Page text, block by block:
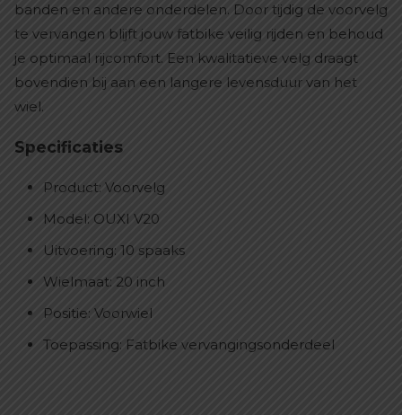
banden en andere onderdelen. Door tijdig de voorvelg
te vervangen blijft jouw fatbike veilig rijden en behoud
je optimaal rijcomfort. Een kwalitatieve velg draagt
bovendien bij aan een langere levensduur van het
wiel.
Specificaties
Product: Voorvelg
Model: OUXI V20
Uitvoering: 10 spaaks
Wielmaat: 20 inch
Positie: Voorwiel
Toepassing: Fatbike vervangingsonderdeel